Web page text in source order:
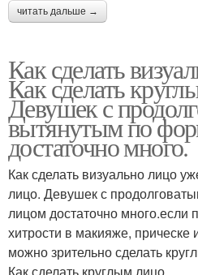
читать дальше →
Как сделать
Как сделать
Девушек с
вытянутым по
достаточно много.
Как сделать визуально лицо
лицо. Девушек с
лицом достаточно много.если
хитрости в макияже,
можно зрительно сделать
Как сделать круглым лицо